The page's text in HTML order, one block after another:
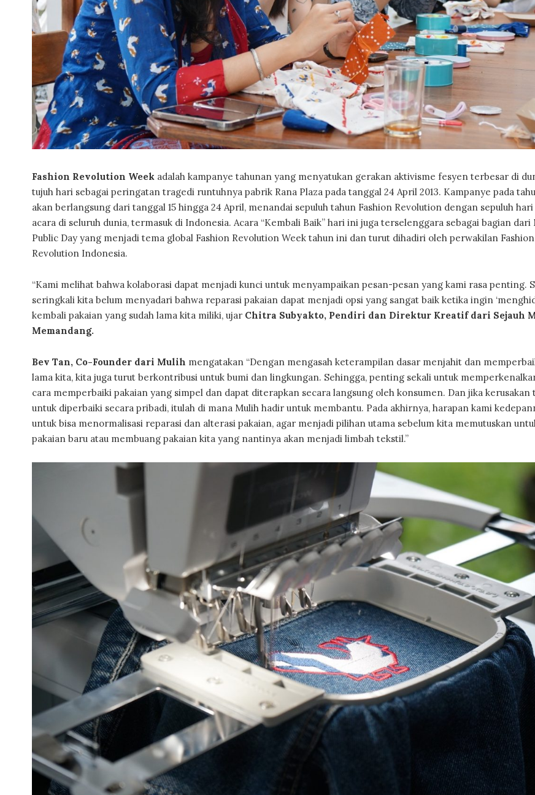
Fashion Revolution Week adalah kampanye tahunan yang menyatukan gerakan aktivisme fesyen terbesar di
tujuh hari sebagai peringatan tragedi runtuhnya pabrik Rana Plaza pada tanggal 24 April 2013. Kampanye pada
akan berlangsung dari tanggal 15 hingga 24 April, menandai sepuluh tahun Fashion Revolution dengan sepuluh hari
acara di seluruh dunia, termasuk di Indonesia. Acara “Kembali Baik” hari ini juga terselenggara sebagai bagian dari
Public Day yang menjadi tema global Fashion Revolution Week tahun ini dan turut dihadiri oleh perwakilan Fashion
Revolution Indonesia.
“Kami melihat bahwa kolaborasi dapat menjadi kunci untuk menyampaikan pesan-pesan yang kami rasa penting.
seringkali kita belum menyadari bahwa reparasi pakaian dapat menjadi opsi yang sangat baik ketika ingin
kembali pakaian yang sudah lama kita miliki, ujar Chitra Subyakto, Pendiri dan Direktur Kreatif dari Sejauh
Memandang.
Bev Tan, Co-Founder dari Mulih mengatakan “Dengan mengasah keterampilan dasar menjahit dan
lama kita, kita juga turut berkontribusi untuk bumi dan lingkungan. Sehingga, penting sekali untuk
cara memperbaiki pakaian yang simpel dan dapat diterapkan secara langsung oleh konsumen. Dan jika kerusakan
untuk diperbaiki secara pribadi, itulah di mana Mulih hadir untuk membantu. Pada akhirnya, harapan kami
untuk bisa menormalisasi reparasi dan alterasi pakaian, agar menjadi pilihan utama sebelum kita memutuskan
pakaian baru atau membuang pakaian kita yang nantinya akan menjadi limbah tekstil.”